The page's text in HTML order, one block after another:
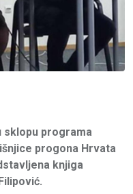
sklopu programa
progona Hrvata
knjiga